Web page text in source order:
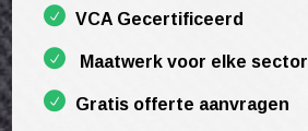
VCA Gecertificeerd
Maatwerk voor elke sector
Gratis offerte aanvragen